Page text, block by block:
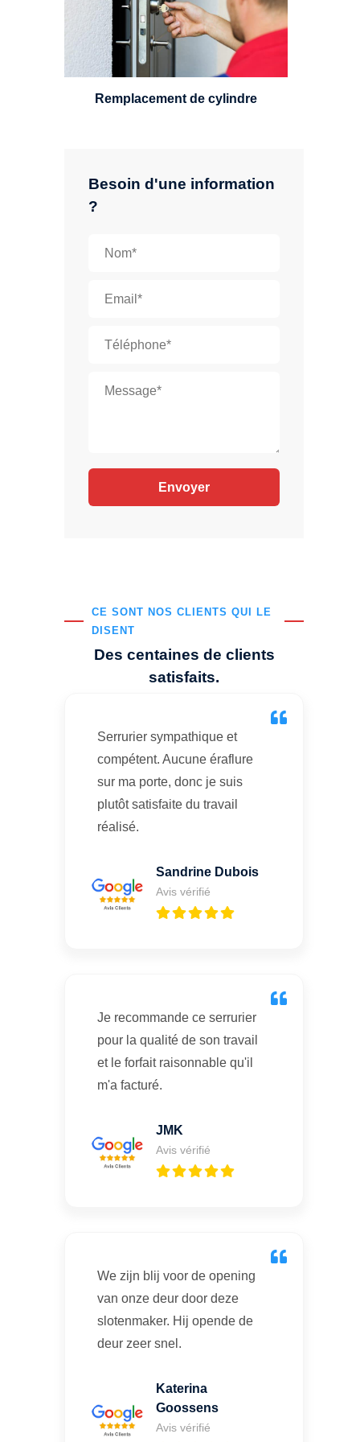
Besoin d'une information
?
CE SONT NOS CLIENTS QUI LE
DISENT
Des centaines de clients
satisfaits.
Serrurier sympathique et
compétent. Aucune éraflure
sur ma porte, donc je suis
plutôt satisfaite du travail
réalisé.
Sandrine Dubois
Avis vérifié
Je recommande ce serrurier
pour la qualité de son travail
et le forfait raisonnable qu'il
m'a facturé.
JMK
Avis vérifié
We zijn blij voor de opening
van onze deur door deze
slotenmaker. Hij opende de
deur zeer snel.
Katerina
Goossens
Avis vérifié
standard, à 5 leviers ou à 3
leviers, Mul-T-Lock ou encore
multipoints.
Remplacement de cylindre